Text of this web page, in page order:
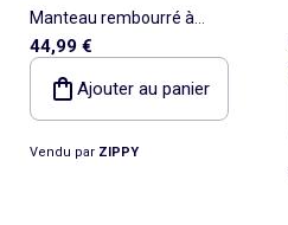
Manteau rembourré à
capuche et doublure en
peluche douce
44,99 €
Ajouter au panier
Vendu par ZIPPY